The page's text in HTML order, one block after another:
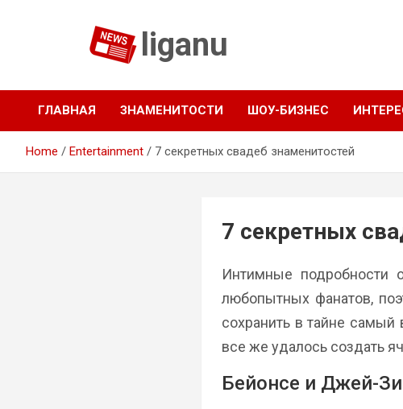
liganu
ГЛАВНАЯ ЗНАМЕНИТОСТИ ШОУ-БИЗНЕС
Home Entertainment 7 секретных свадеб знаменитостей
7 секретных
Интимные подробности
любопытных фанатов,
сохранить в тайне
все же удалось создать
Бейонсе и Джей-Зи